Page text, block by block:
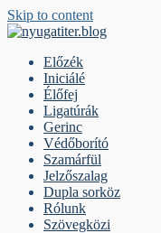
Skip to content
Előzék
Iniciálé
Élőfej
Ligatúrák
Gerinc
Védőborító
Szamárfül
Jelzőszalag
Dupla sorköz
Rólunk
Szövegközi